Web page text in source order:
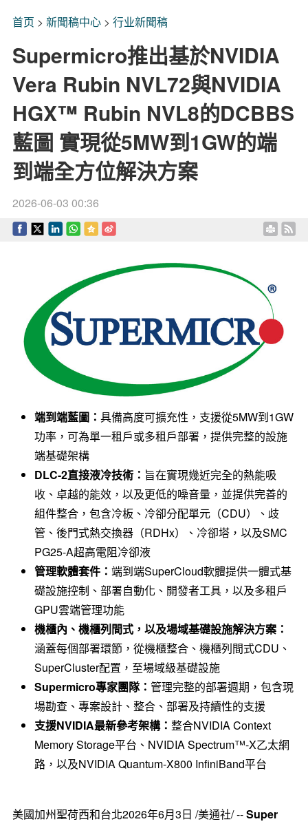
首页 > 新聞稿中心> 行业新聞稿
Supermicro推出基於NVIDIA
Vera Rubin NVL72與NVIDIA
HGX™ Rubin NVL8的DCBBS
藍圖 實現從5MW到1GW的端
到端全方位解決方案
2026-06-03 00:36
端到端藍圖： 具備高度可擴充性，支援從5MW到1GW
功率，可為單一租戶或多租戶部署，提供完整的設施
端基礎架構
DLC-2直接液冷技術： 旨在實現幾近完全的熱能吸
收、卓越的能效，以及更低的噪音量，並提供完善的
組件整合，包含冷板、冷卻分配單元（CDU）、歧
管、後門式熱交換器（RDHx）、冷卻塔，以及SMC
PG25-A超高電阻冷卻液
管理軟體套件： 端到端SuperCloud軟體提供一體式基
礎設施控制、部署自動化、開發者工具，以及多租戶
GPU雲端管理功能
機櫃內、機櫃列間式，以及場域基礎設施解決方案：
涵蓋每個部署環節，從機櫃整合、機櫃列間式CDU、
SuperCluster配置，至場域級基礎設施
Supermicro專家團隊： 管理完整的部署週期，包含現
場勘查、專案設計、整合、部署及持續性的支援
支援NVIDIA最新參考架構： 整合NVIDIA Context
Memory Storage平台、NVIDIA Spectrum™-X乙太網
路，以及NVIDIA Quantum-X800 InfiniBand平台
美國加州聖荷西和台北2026年6月3日 /美通社/ --Super